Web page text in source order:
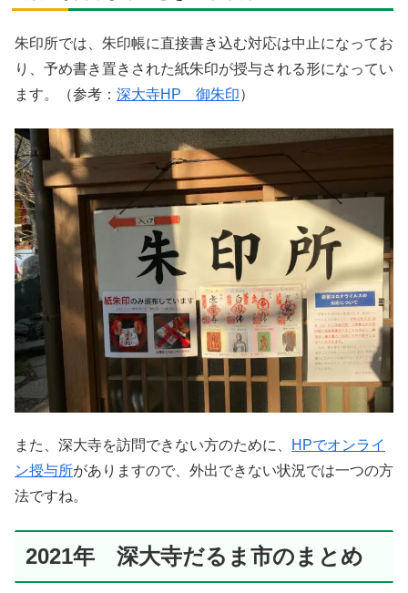
朱印所では、朱印帳に直接書き込む対応は中止になってお
り、予め書き置きされた紙朱印が授与される形になってい
ます。（参考： 深大寺HP 御朱印）
また、深大寺を訪問できない方のために、
HPでオンライ
ン授与所がありますので、外出できない状況では一つの方
法ですね。
2021年 深大寺だるま市のまとめ